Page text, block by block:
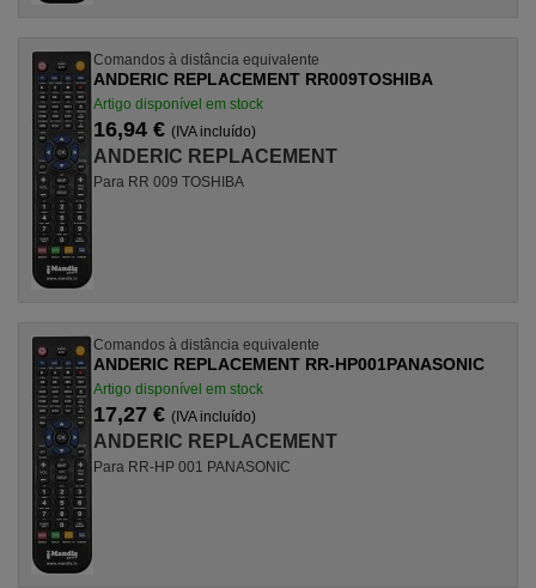
Comandos à distância equivalente
ANDERIC REPLACEMENT RR009TOSHIBA
Artigo disponível em stock
16,94 € (IVA incluído)
ANDERIC REPLACEMENT
Para RR 009 TOSHIBA
Comandos à distância equivalente
ANDERIC REPLACEMENT RR-HP001PANASONIC
Artigo disponível em stock
17,27 € (IVA incluído)
ANDERIC REPLACEMENT
Para RR-HP 001 PANASONIC